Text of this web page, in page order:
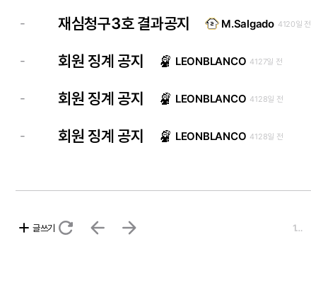
- 재심청구3호 결과공지 M.Salgado 4120일 전
- 회원 징계 공지 LEONBLANCO 4127일 전
- 회원 징계 공지 LEONBLANCO 4128일 전
- 회원 징계 공지 LEONBLANCO 4128일 전
add 글쓰기 refresh arrow_back arrow_forward 1…